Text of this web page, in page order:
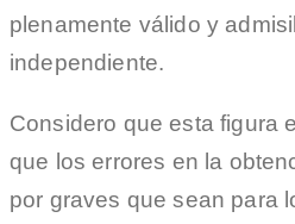
plenamente válido y
independiente.
Considero que esta figura
que los errores en la
por graves que sean para